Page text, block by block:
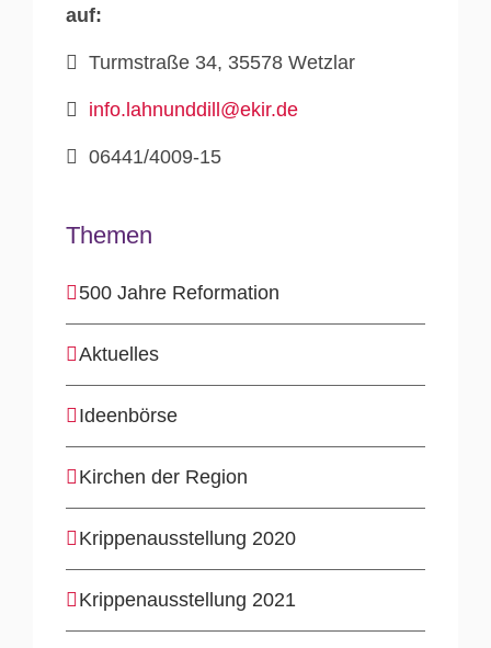
auf:
Turmstraße 34, 35578 Wetzlar
info.lahnunddill@ekir.de
06441/4009-15
Themen
500 Jahre Reformation
Aktuelles
Ideenbörse
Kirchen der Region
Krippenausstellung 2020
Krippenausstellung 2021